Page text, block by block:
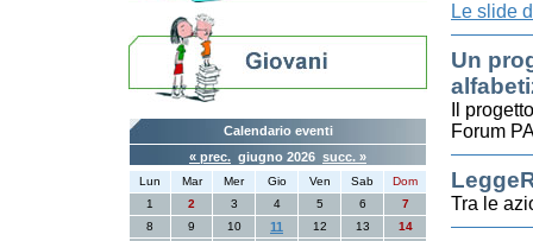
Le slide
Un
Il
Forum
Tra le
Calendario eventi
« prec. giugno 2026 succ. »
Lun Mar Mer Gio Ven Sab
Dom
1
2 3 4 5 6
7
8
9 10 11 12 13
14